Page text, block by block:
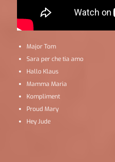
Major Tom
Sara per che tia amo
Hallo Klaus
Mamma Maria
Kompliment
Proud Mary
Hey Jude